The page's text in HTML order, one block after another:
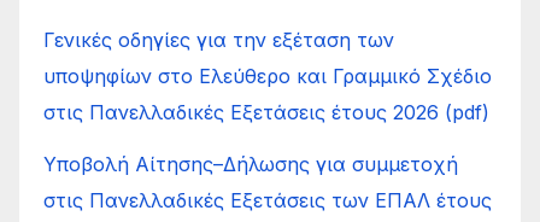
Γενικές οδηγίες για την εξέταση των
υποψηφίων στο Ελεύθερο και Γραμμικό Σχέδιο
στις Πανελλαδικές Εξετάσεις έτους 2026 (pdf)
Υποβολή Αίτησης–Δήλωσης για συμμετοχή
στις Πανελλαδικές Εξετάσεις των ΕΠΑΛ έτους